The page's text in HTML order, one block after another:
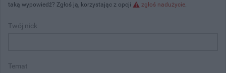
taką wypowiedź? Zgłoś ją, korzystając z opcji
zgłoś nadużycie.
Twój nick
Temat